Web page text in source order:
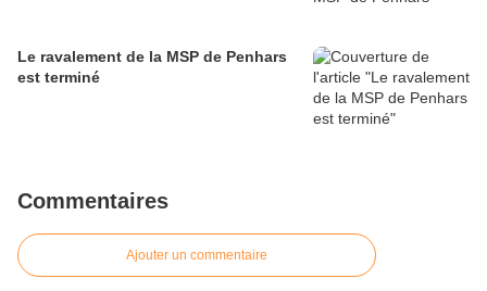
Le ravalement de la MSP de Penhars
est terminé
Commentaires
Ajouter un commentaire